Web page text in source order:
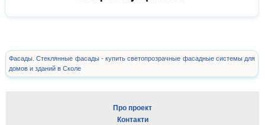
Фасады. Стеклянные фасады - купить светопрозрачные фасадные системы для
домов и зданий в Сколе
Про проект
Контакти